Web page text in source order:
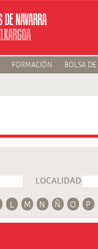
FORMACIÓN BOLSA
LOCALIDAD
L M N Ñ O P